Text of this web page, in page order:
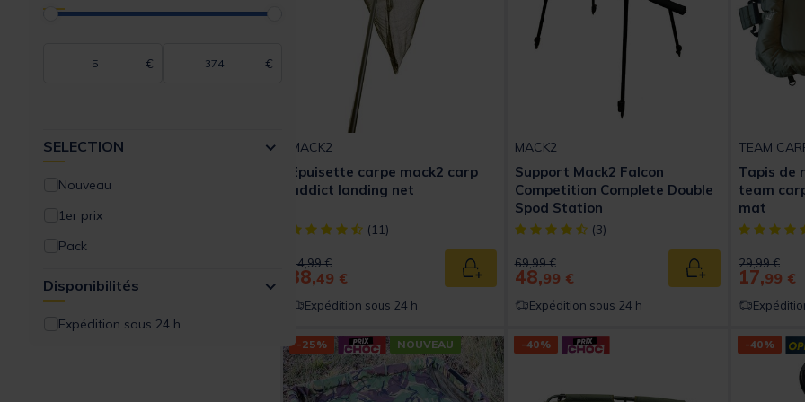
TEAM CARPFISHING
€ €
SELECTION
Nouveau
1er prix
Pack
Disponibilités
Expédition sous 24 h
MACK2
Epuisette carpe mack2 carp
addict landing net
[object Object] out of 5 Customer Rating
(11)
Price reduced from
54,99 €to
38,49 € Ajouter au panier
Expédition sous 24 h
MACK2
Support Mack2 Falcon
Competition Complete Double
Spod Station
[object Object] out of 5 Customer Rating
(3)
Price reduced from
69,99 €to
48,99 € Ajouter au panier
Expédition sous 24 h
TEAM
Tapis de
team
mat
[object
Price
29,99 €to
17,99 €
-25% NOUVEAU -40% -40%